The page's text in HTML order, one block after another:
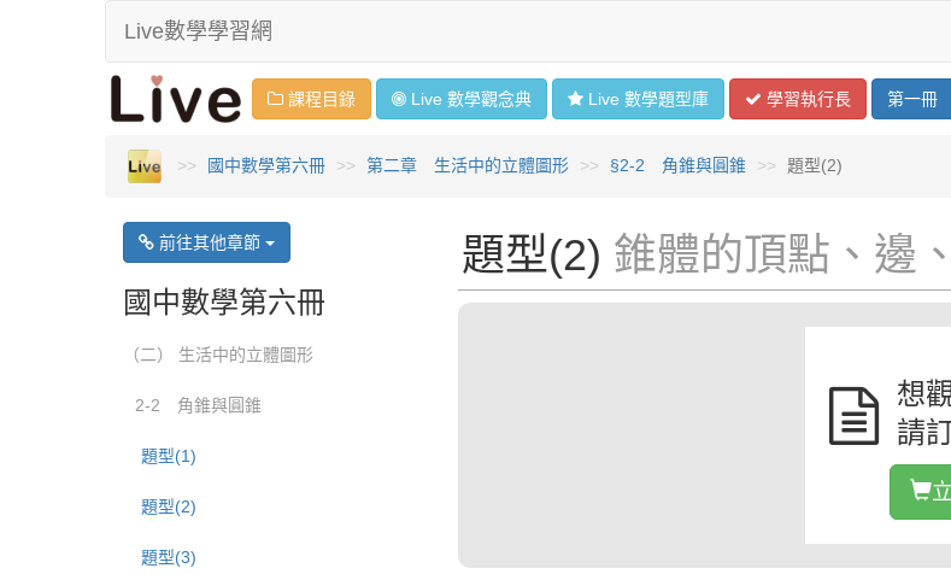
Live數學學習網
課程目錄 Live 數學觀念典 Live 數學題型庫 學習執行長 第一冊
國中數學第六冊 第二章 生活中的立體圖形 §2-2 角錐與圓錐 題型(2)
題型(2) 錐體的頂點、邊
想
請
前往其他章節
國中數學第六冊
（二） 生活中的立體圖形
2-2 角錐與圓錐
題型(1)
題型(2)
題型(3)